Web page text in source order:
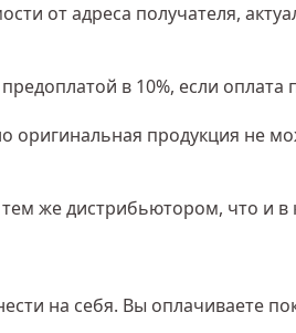
от адреса получателя,
в 10%, если оплата
оригинальная продукция не
тем же дистрибьютором, что и в
на себя. Вы оплачиваете